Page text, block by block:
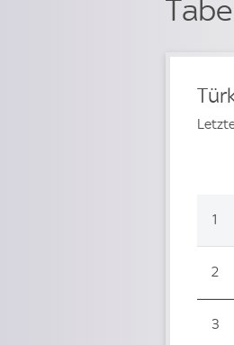
1
2
3